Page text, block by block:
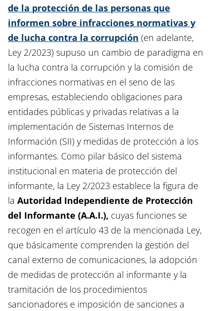
de la protección de las personas que
informen sobre infracciones normativas y
de lucha contra la corrupción (en adelante,
Ley 2/2023) supuso un cambio de paradigma en
la lucha contra la corrupción y la comisión de
infracciones normativas en el seno de las
empresas, estableciendo obligaciones para
entidades públicas y privadas relativas a la
implementación de Sistemas Internos de
Información (SII) y medidas de protección a los
informantes. Como pilar básico del sistema
institucional en materia de protección del
informante, la Ley 2/2023 establece la figura de
la Autoridad Independiente de Protección
del Informante (A.A.I.), cuyas funciones se
recogen en el artículo 43 de la mencionada Ley,
que básicamente comprenden la gestión del
canal externo de comunicaciones, la adopción
de medidas de protección al informante y la
tramitación de los procedimientos
sancionadores e imposición de sanciones a